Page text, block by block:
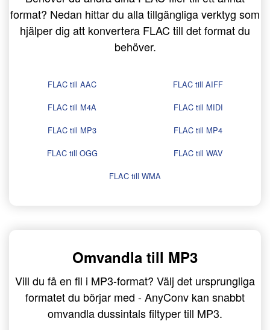
format? Nedan hittar du alla tillgängliga verktyg som
hjälper dig att konvertera FLAC till det format du
behöver.
FLAC till AAC
FLAC till AIFF
FLAC till M4A
FLAC till MIDI
FLAC till MP3
FLAC till MP4
FLAC till OGG
FLAC till WAV
FLAC till WMA
Omvandla till MP3
Vill du få en fil i MP3-format? Välj det ursprungliga
formatet du börjar med - AnyConv kan snabbt
omvandla dussintals filtyper till MP3.